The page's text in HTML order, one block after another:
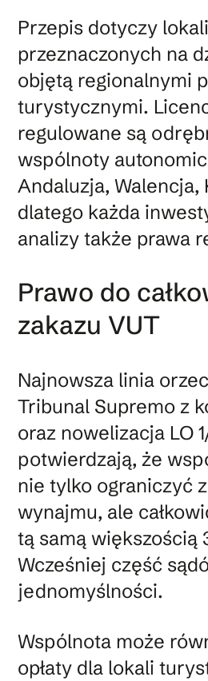
Przepis dotyczy lokali
przeznaczonych na
objętą regionalnymi
turystycznymi.
regulowane są
wspólnoty
Andaluzja, Walencja,
dlatego każda
analizy także prawa
Prawo do
zakazu VUT
Najnowsza linia
Tribunal Supremo z
oraz nowelizacja LO
potwierdzają, że
nie tylko ograniczyć
wynajmu, ale
tą samą większością
Wcześniej część
jednomyślności.
Wspólnota może
opłaty dla lokali